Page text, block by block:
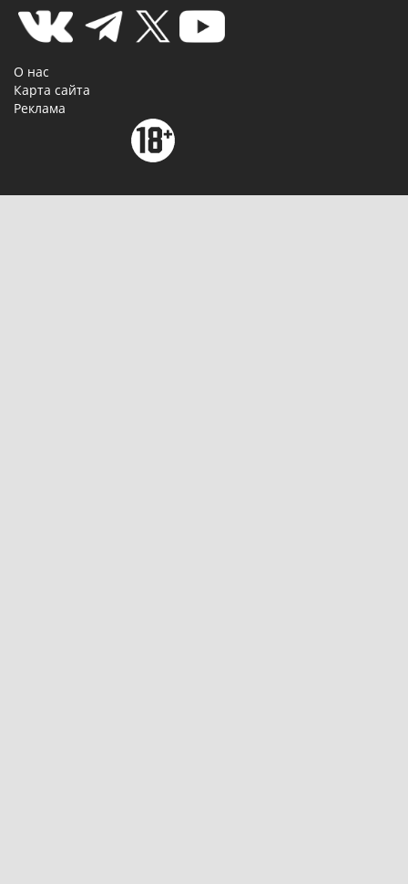
О нас
Карта сайта
Реклама